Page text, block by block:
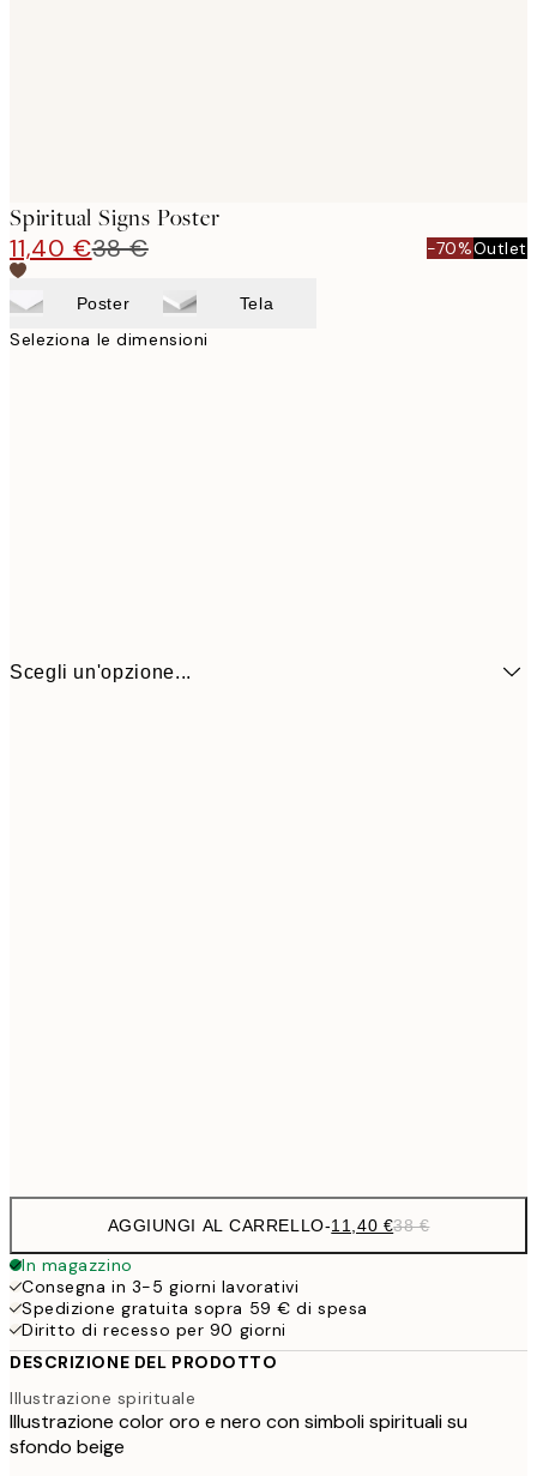
Spiritual Signs Poster
11,40 €38 € -70%Outlet
Poster Tela
Seleziona le dimensioni
Scegli un'opzione...
AGGIUNGI AL CARRELLO-11,40 €38 €
In magazzino
Consegna in 3-5 giorni lavorativi
Spedizione gratuita sopra 59 € di spesa
Diritto di recesso per 90 giorni
DESCRIZIONE DEL PRODOTTO
Illustrazione spirituale
Illustrazione color oro e nero con simboli spirituali su
sfondo beige